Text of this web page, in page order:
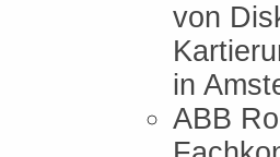
von
in
ABB